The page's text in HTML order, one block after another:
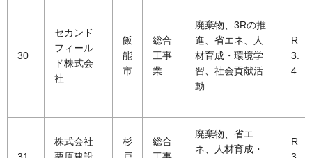
30
セカンド
フィール
ド株式会
社
飯
能
市
総合
工事
業
廃棄物、3Rの推
進、省エネ、人
材育成・環境学
習、社会貢献活
動
R
3.
4
株式会社
杉
総合
廃棄物、省エ
ネ、人材育成・
R